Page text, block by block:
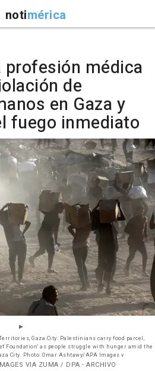
notimérica
profesión médica
de
en Gaza y
fuego inmediato
Gaza City: Palestinians carry food parcel,
Foundation' as people struggle with hunger amid the
City. Photo: Omar Ashtawy/APA Images v
VIA ZUMA / DPA - ARCHIVO